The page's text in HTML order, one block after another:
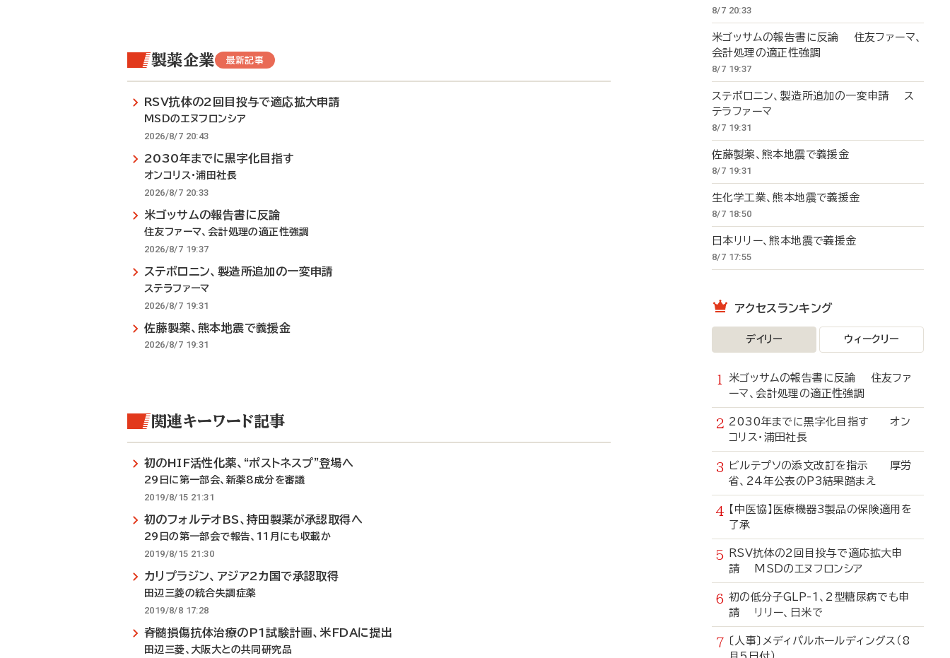
製薬企業 最新記事
RSV抗体の2回目投与で適応拡大申請
MSDのエヌフロンシア
2026/8/7 20:43
2030年までに黒字化目指す
オンコリス・浦田社長
2026/8/7 20:33
米ゴッサムの報告書に反論
住友ファーマ、会計処理の適正性強調
2026/8/7 19:37
ステボロニン、製造所追加の一変申請
ステラファーマ
2026/8/7 19:31
佐藤製薬、熊本地震で義援金
2026/8/7 19:31
関連キーワード記事
初のHIF活性化薬、“ポストネスプ”登場へ
29日に第一部会、新薬8成分を審議
2019/8/15 21:31
初のフォルテオBS、持田製薬が承認取得へ
29日の第一部会で報告、11月にも収載か
2019/8/15 21:30
カリプラジン、アジア2カ国で承認取得
田辺三菱の統合失調症薬
2019/8/8 17:28
脊髄損傷抗体治療のP1試験計画、米FDAに提出
田辺三菱、大阪大との共同研究品
8/7 20:33
米ゴッサムの報告書に反論 住友ファーマ、
会計処理の適正性強調
8/7 19:37
ステボロニン、製造所追加の一変申請 ス
テラファーマ
8/7 19:31
佐藤製薬、熊本地震で義援金
8/7 19:31
生化学工業、熊本地震で義援金
8/7 18:50
日本リリー、熊本地震で義援金
8/7 17:55
アクセスランキング
デイリー ウィークリー
米ゴッサムの報告書に反論 住友ファ
ーマ、会計処理の適正性強調
2030年までに黒字化目指す オン
コリス・浦田社長
ビルテプソの添文改訂を指示 厚労
省、24年公表のP3結果踏まえ
【中医協】医療機器3製品の保険適用を
了承
RSV抗体の2回目投与で適応拡大申
請 MSDのエヌフロンシア
初の低分子GLP-1、2型糖尿病でも申
請 リリー、日米で
〔人事〕メディパルホールディングス（8